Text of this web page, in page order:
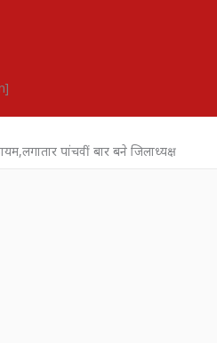
पांचवीं बार बने जिलाध्यक्ष